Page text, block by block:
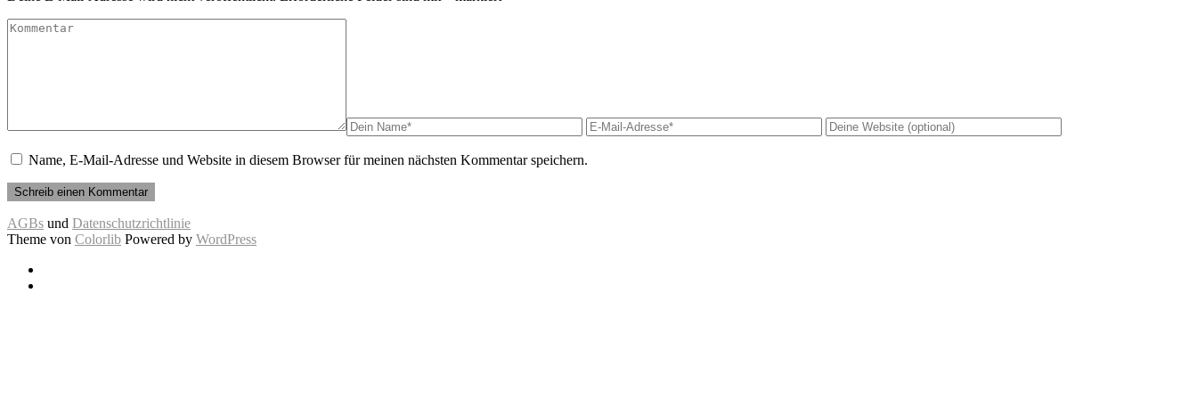
Name, E-Mail-Adresse und Website in diesem Browser für meinen nächsten Kommentar speichern.
AGBs und Datenschutzrichtlinie
Theme von Colorlib Powered by WordPress